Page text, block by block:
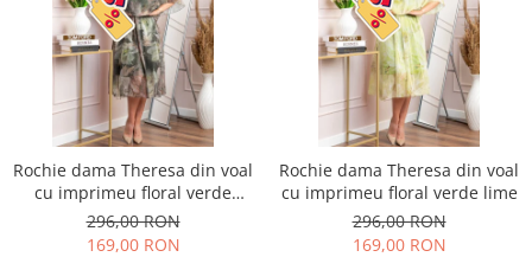
Rochie dama Theresa din voal
cu imprimeu floral verde
salvie
296,00 RON
169,00 RON
Rochie dama Theresa din voal
cu imprimeu floral verde lime
296,00 RON
169,00 RON